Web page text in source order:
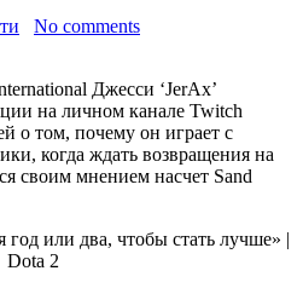
No comments
Джесси ‘JerAx’
на личном канале Twitch
о том, почему он играет с
когда ждать возвращения на
своим мнением насчет Sand